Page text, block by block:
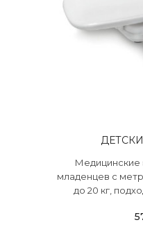
Медицинские
младенцев с
до 20 кг,